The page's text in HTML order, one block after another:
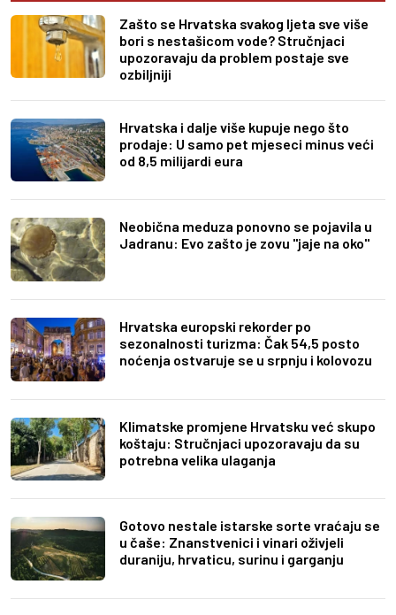
Zašto se Hrvatska svakog ljeta sve više
bori s nestašicom vode? Stručnjaci
upozoravaju da problem postaje sve
ozbiljniji
Hrvatska i dalje više kupuje nego što
prodaje: U samo pet mjeseci minus veći
od 8,5 milijardi eura
Neobična meduza ponovno se pojavila u
Jadranu: Evo zašto je zovu "jaje na oko"
Hrvatska europski rekorder po
sezonalnosti turizma: Čak 54,5 posto
noćenja ostvaruje se u srpnju i kolovozu
Klimatske promjene Hrvatsku već skupo
koštaju: Stručnjaci upozoravaju da su
potrebna velika ulaganja
Gotovo nestale istarske sorte vraćaju se
u čaše: Znanstvenici i vinari oživjeli
duraniju, hrvaticu, surinu i garganju